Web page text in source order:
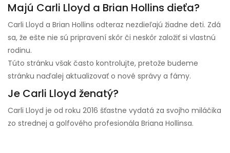
Majú Carli Lloyd a Brian Hollins dieťa?
Carli Lloyd a Brian Hollins odteraz nezdieľajú žiadne deti. Zdá
sa, že ešte nie sú pripravení skôr či neskôr založiť si vlastnú
rodinu.
Túto stránku však často kontrolujte, pretože budeme
stránku naďalej aktualizovať o nové správy a fámy.
Je Carli Lloyd ženatý?
Carli Lloyd je od roku 2016 šťastne vydatá za svojho miláčika
zo strednej a golfového profesionála Briana Hollinsa.